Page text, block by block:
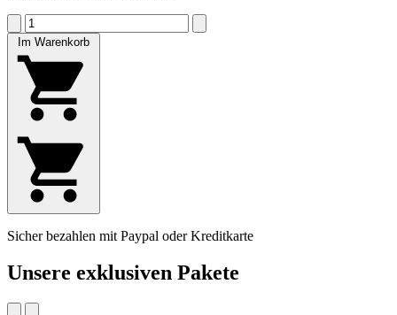
Im Warenkorb
Sicher bezahlen mit Paypal oder Kreditkarte
Unsere exklusiven Pakete